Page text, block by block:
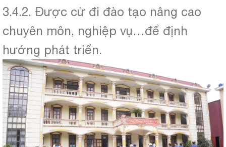
3.4.2. Được cử đi đào tạo nâng cao
chuyên môn, nghiệp vụ…để định
hướng phát triển.